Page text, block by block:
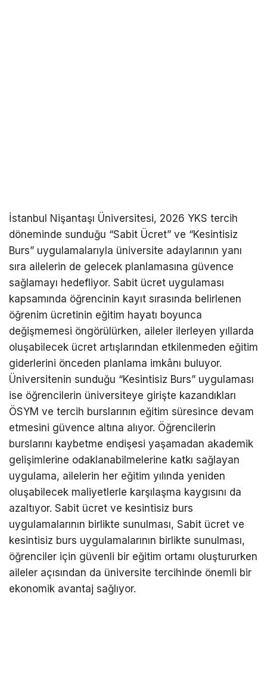
İstanbul Nişantaşı Üniversitesi, 2026 YKS tercih
döneminde sunduğu “Sabit Ücret” ve “Kesintisiz
Burs” uygulamalarıyla üniversite adaylarının yanı
sıra ailelerin de gelecek planlamasına güvence
sağlamayı hedefliyor. Sabit ücret uygulaması
kapsamında öğrencinin kayıt sırasında belirlenen
öğrenim ücretinin eğitim hayatı boyunca
değişmemesi öngörülürken, aileler ilerleyen yıllarda
oluşabilecek ücret artışlarından etkilenmeden eğitim
giderlerini önceden planlama imkânı buluyor.
Üniversitenin sunduğu “Kesintisiz Burs” uygulaması
ise öğrencilerin üniversiteye girişte kazandıkları
ÖSYM ve tercih burslarının eğitim süresince devam
etmesini güvence altına alıyor. Öğrencilerin
burslarını kaybetme endişesi yaşamadan akademik
gelişimlerine odaklanabilmelerine katkı sağlayan
uygulama, ailelerin her eğitim yılında yeniden
oluşabilecek maliyetlerle karşılaşma kaygısını da
azaltıyor. Sabit ücret ve kesintisiz burs
uygulamalarının birlikte sunulması, Sabit ücret ve
kesintisiz burs uygulamalarının birlikte sunulması,
öğrenciler için güvenli bir eğitim ortamı oluştururken
aileler açısından da üniversite tercihinde önemli bir
ekonomik avantaj sağlıyor.